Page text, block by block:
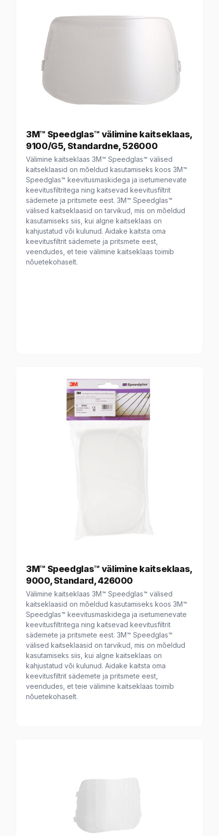
3M™ Speedglas™ välimine kaitseklaas,
9100/G5, Standardne, 526000
Välimine kaitseklaas 3M™ Speedglas™ välised
kaitseklaasid on mõeldud kasutamiseks koos 3M™
Speedglas™ keevitusmaskidega ja isetumenevate
keevitusfiltritega ning kaitsevad keevitusfiltrit
sädemete ja pritsmete eest. 3M™ Speedglas™
välised kaitseklaasid on tarvikud, mis on mõeldud
kasutamiseks siis, kui algne kaitseklaas on
kahjustatud või kulunud. Aidake kaitsta oma
keevitusfiltrit sädemete ja pritsmete eest,
veendudes, et teie välimine kaitseklaas toimib
nõuetekohaselt.
3M™ Speedglas™ välimine kaitseklaas,
9000, Standard, 426000
Välimine kaitseklaas 3M™ Speedglas™ välised
kaitseklaasid on mõeldud kasutamiseks koos 3M™
Speedglas™ keevitusmaskidega ja isetumenevate
keevitusfiltritega ning kaitsevad keevitusfiltrit
sädemete ja pritsmete eest. 3M™ Speedglas™
välised kaitseklaasid on tarvikud, mis on mõeldud
kasutamiseks siis, kui algne kaitseklaas on
kahjustatud või kulunud. Aidake kaitsta oma
keevitusfiltrit sädemete ja pritsmete eest,
veendudes, et teie välimine kaitseklaas toimib
nõuetekohaselt.